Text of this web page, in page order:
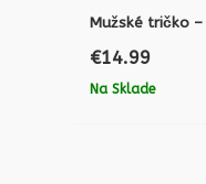
Mužské tričko –
€14.99
Na Sklade